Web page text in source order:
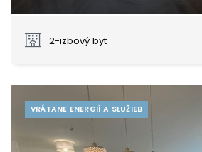
2-izbový byt
VRÁTANE ENERGIÍ A SLUŽIEB